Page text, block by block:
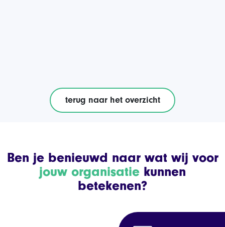
terug naar het overzicht
Ben je benieuwd naar wat wij voor
jouw organisatie kunnen
betekenen?